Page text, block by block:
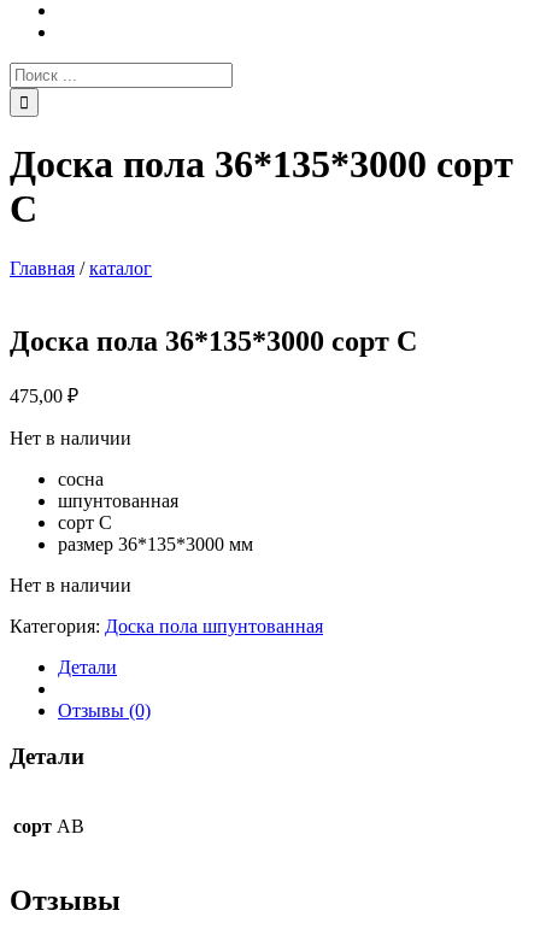
Поиск:
Доска пола 36*135*3000 сорт
С
Главная /каталог
Доска пола 36*135*3000 сорт С
475,00 ₽
Нет в наличии
сосна
шпунтованная
сорт С
размер 36*135*3000 мм
Нет в наличии
Категория: Доска пола шпунтованная
Детали
Отзывы (0)
Детали
сорт AB
Отзывы